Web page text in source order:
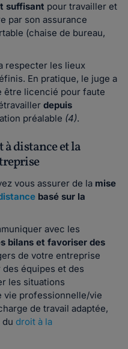
suffisant pour travailler et
par son assurance
(chaise de bureau,
respecter les lieux
En pratique, le juge a
être licencié pour faute
depuis
préalable (4).
distance et la
vous assurer de la mise
basé sur la
avec les
bilans et favoriser des
de votre entreprise
équipes et des
les situations
vie professionnelle/vie
de travail adaptée,
du droit à la